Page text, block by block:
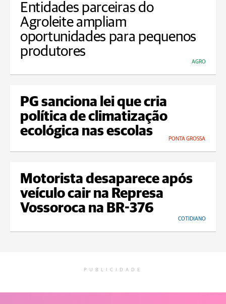
Entidades parceiras do
Agroleite ampliam
oportunidades para pequenos
produtores
AGRO
PG sanciona lei que cria
política de climatização
ecológica nas escolas
PONTA GROSSA
Motorista desaparece após
veículo cair na Represa
Vossoroca na BR-376
COTIDIANO
PUBLICIDADE